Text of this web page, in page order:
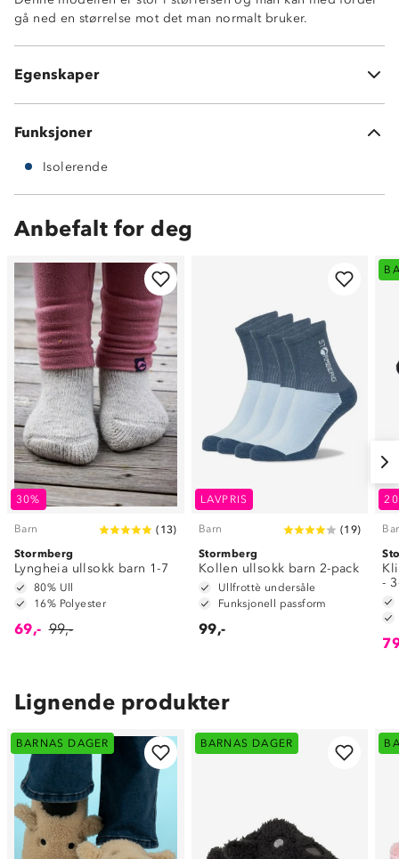
gå ned en størrelse mot det man normalt bruker.
Egenskaper
Overdel i 100% polyesterfilt.
Uttakbar innersåle
Funksjoner
Isolerende
Anbefalt for deg
30%
Barn ( 13)
Stormberg
Lyngheia ullsokk barn 1-7
80% Ull
16% Polyester
69,- 99,-
LAVPRIS
Barn (19)
Stormberg
Kollen ullsokk barn 2-pack
Ullfrottè undersåle
Funksjonell passform
99,-
-
Lignende produkter
BARNAS DAGER BARNAS DAGER